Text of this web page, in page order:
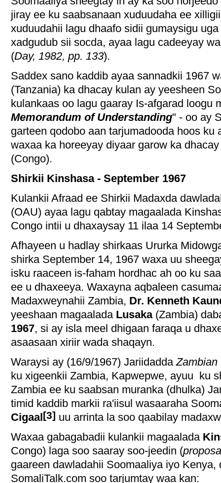
jiray ee ku saabsanaan xuduudaha ee
xuduudahii lagu dhaafo sidii gumaysigu
xadgudub sii socda, ayaa lagu cadeeyay
(Day, 1982, pp. 133).
Saddex sano kaddib ayaa sannadkii 1967
(Tanzania) ka dhacay kulan ay yeesheen
kulankaas oo lagu gaaray Is-afgarad loogu
Memorandum of Understanding" - oo ay
garteen qodobo aan tarjumadooda hoos ku
waxaa ka horeeyay diyaar garow ka
(Congo).
Shirkii Kinshasa - September 1967
Kulankii Afraad ee Shirkii Madaxda
(OAU) ayaa lagu qabtay magaalada
Congo intii u dhaxaysay 11 ilaa 14
Afhayeen u hadlay shirkaas Ururka
shirka September 14, 1967 waxa uu
isku raaceen is-faham hordhac ah oo ku
ee u dhaxeeya. Waxayna aqbaleen
Madaxweynahii Zambia, Dr. Kenneth
yeeshaan magaalada Lusaka(Zambia)
1967, si ay isla meel dhigaan faraqa u
asaasaan xiriir wada shaqayn.
Waraysi ay (16/9/1967) JariidaddaZambian
ku xigeenkii Zambia, Kapwepwe, ayuu ku
Zambia ee ku saabsan muranka (dhulka)
timid kaddib markii ra'iisul wasaaraha
Cigaal[3] uu arrinta la soo qaabilay
Waxaa gabagabadii kulankii magaalada
Congo) laga soo saaray soo-jeedin (
gaareen dawladahii Soomaaliya iyo Kenya,
SomaliTalk.com soo tarjumtay waa kan: